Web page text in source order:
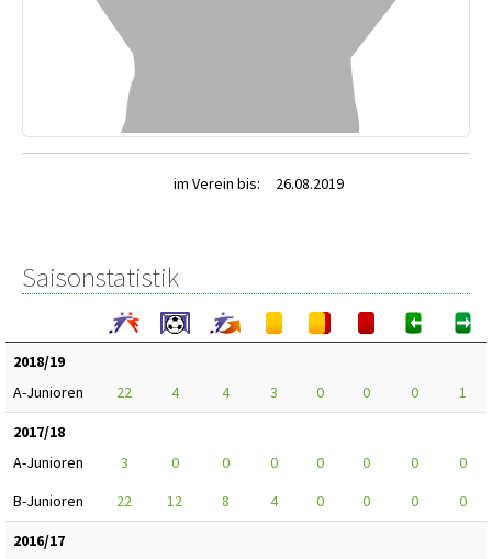
im Verein bis: 26.08.2019
Saisonstatistik
2018/19
A-Junioren
22 4 4 3 0 0 0
1
2017/18
A-Junioren
3 0 0 0 0 0 0
0
B-Junioren
22 12 8 4 0 0 0
0
2016/17